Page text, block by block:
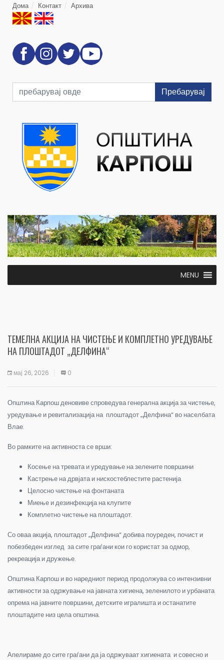
Дома Контакт Архива
Пребарувај
MENU
ТЕМЕЛНА АКЦИЈА НА ЧИСТЕЊЕ И КОМПЛЕТНО УРЕДУВАЊЕ
НА ПЛОШТАДОТ „ДЕЛФИНА“
мај 26, 2026 0
Општина Карпош деновиве спроведува генерална акција за чистење,
уредување и ревитализација на плоштадот „Делфина“ во населбата
Влае.
Во рамките на активноста се врши:
Косење на тревата и уредување на зелените површини
Кастрење на дрвјата и нискостеблестите растенија
Целосно чистење на фонтаната
Миење и дезинфекција на клупите
Комплетно чистење на плоштадот.
Со оваа акција, плоштадот „Делфина“ добива поуреден, почист и
побезбеден изглед за сите граѓани кои го користат за одмор,
рекреација и дружење.
Општина Карпош и во наредниот период продолжува со интензивни
активности за одржување на јавната хигиена, зеленилото и урбаната
опрема на јавните површини, детските игралишта и останатите
плоштадите низ цела општина.
Апелираме до сите граѓани да ја одржуваат хигиената и совесно и